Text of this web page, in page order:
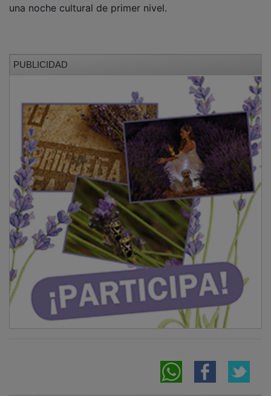
NOTICIAS RELACIONADAS
Sigüenza vuelve a abrir las puertas del siglo
XIV en sus XXVII Jornadas Medievales